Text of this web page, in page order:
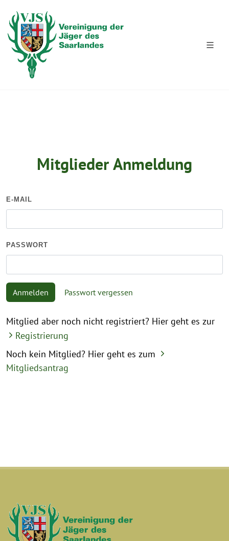
Mitglieder Anmeldung
E-MAIL
PASSWORT
Anmelden Passwort vergessen
Mitglied aber noch nicht registriert? Hier geht es zur
Registrierung
Noch kein Mitglied? Hier geht es zum
Mitgliedsantrag